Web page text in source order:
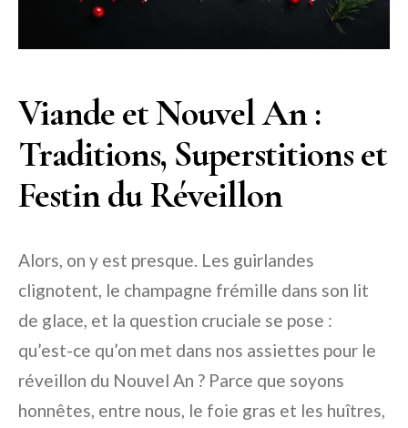
Viande et Nouvel An :
Traditions, Superstitions et
Festin du Réveillon
Alors, on y est presque. Les guirlandes
clignotent, le champagne frémille dans son lit
de glace, et la question cruciale se pose :
qu’est-ce qu’on met dans nos assiettes pour le
réveillon du Nouvel An ? Parce que soyons
honnêtes, entre nous, le foie gras et les huîtres,